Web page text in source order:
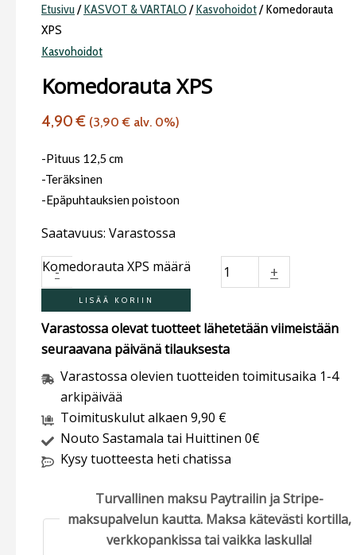
Etusivu/KASVOT & VARTALO /Kasvohoidot/ Komedorauta
XPS
Kasvohoidot
Komedorauta XPS
4,90€ (3,90€ alv. 0%)
-Pituus 12,5 cm
-Teräksinen
-Epäpuhtauksien poistoon
Saatavuus: Varastossa
-
Komedorauta XPS määrä +
LISÄÄ KORIIN
Varastossa olevat tuotteet lähetetään viimeistään
seuraavana päivänä tilauksesta
Varastossa olevien tuotteiden toimitusaika 1-4
arkipäivää
Toimituskulut alkaen 9,90 €
Nouto Sastamala tai Huittinen 0€
Kysy tuotteesta heti chatissa
Turvallinen maksu Paytrailin ja Stripe-
maksupalvelun kautta. Maksa kätevästi kortilla,
verkkopankissa tai vaikka laskulla!